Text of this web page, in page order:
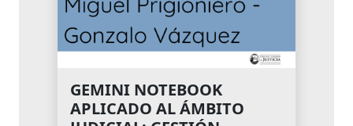
GEMINI NOTEBOOK
APLICADO AL ÁMBITO